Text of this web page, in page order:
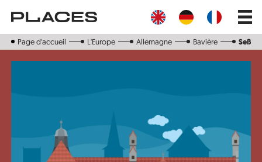
contenu
Main
Page d‘accueil L'Europe Allemagne Bavière